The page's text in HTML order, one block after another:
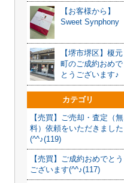
【お客様から】
Sweet Synphony
【堺市堺区】榎元
町のご成約おめで
とうございます♪
カテゴリ
【売買】ご売却・査定（無
料）依頼をいただきました
(^^♪(119)
【売買】ご成約おめでとう
ございます(^^♪(117)